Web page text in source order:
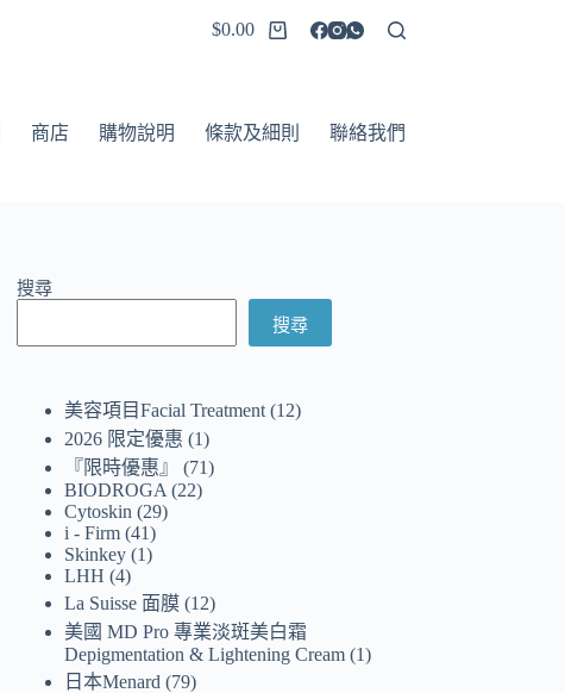
$0.00
商店 購物說明 條款及細則 聯絡我們
搜尋
搜尋
美容項目Facial Treatment 12
2026 限定優惠
1
『限時優惠』
71
BIODROGA
22
Cytoskin
29
i - Firm 41
Skinkey 1
LHH 4
La Suisse 面膜 12
美國 MD Pro 專業淡斑美白霜
Depigmentation & Lightening Cream 1
日本Menard
79